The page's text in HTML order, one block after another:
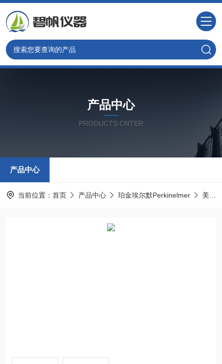
产品中心
PRODUCTS CNTER
产品中心
当前位置： 首页 产品中心 珀金埃尔默Perkinelmer 美国PE光谱耗材